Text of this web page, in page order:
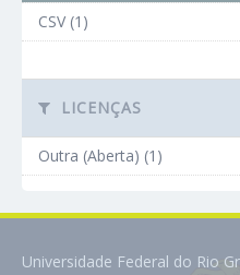
CSV (1)
LICENÇAS
Outra (Aberta) (1)
Universidade Federal do Rio